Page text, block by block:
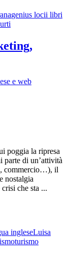
genius locii libri
poggia la ripresa
parte di un’attività
commercio…), il
nostalgia
che sta ...
ingleseLuisa
turismo